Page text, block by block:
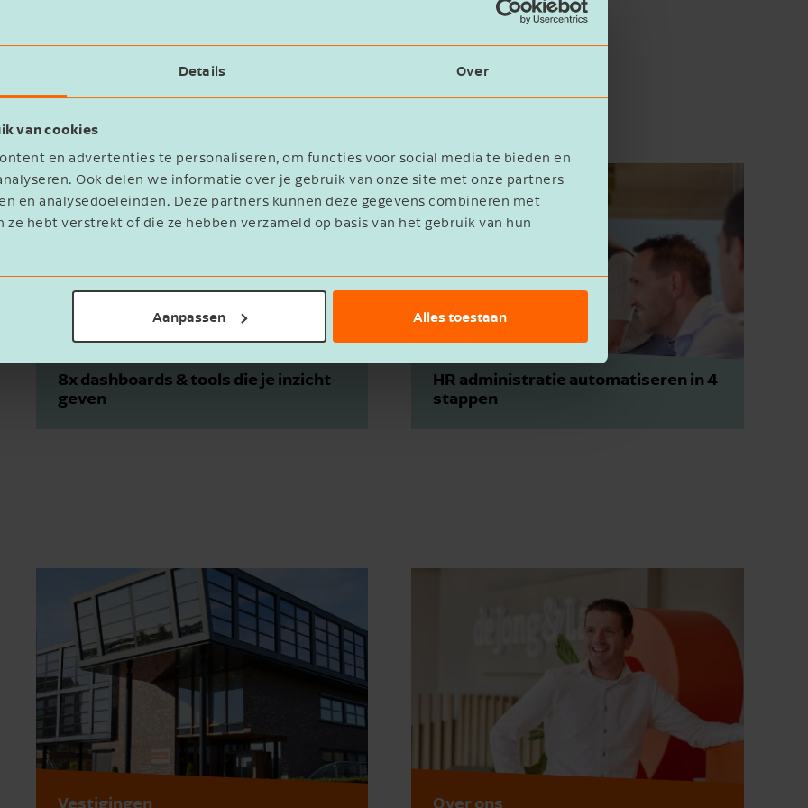
Details Over
van cookies
en advertenties te personaliseren, om functies voor social media te bieden en
Ook delen we informatie over je gebruik van onze site met onze partners
en analysedoeleinden. Deze partners kunnen deze gegevens combineren met
hebt verstrekt of die ze hebben verzameld op basis van het gebruik van hun
Aanpassen Alles toestaan
8x dashboards & tools die je inzicht
geven
HR administratie automatiseren in 4
stappen
Vestigingen Over ons